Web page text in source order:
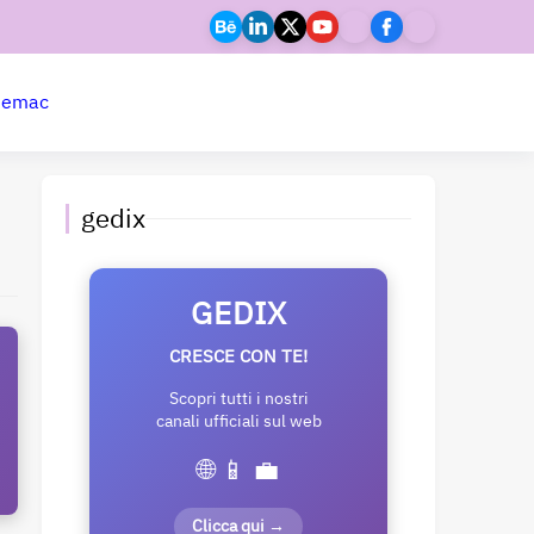
mac
gedix
GEDIX
CRESCE CON TE!
Scopri tutti i nostri
canali ufficiali sul web
🌐 📱 💼
Clicca qui →